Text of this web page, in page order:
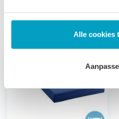
Alle cookies
Gerelateerde